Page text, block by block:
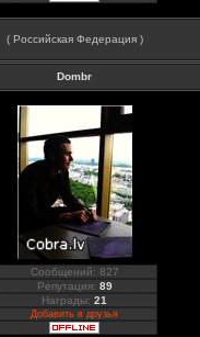
( Российская Федерация )
Dombr
Сообщений: 827
Репутация: 89
Награды:21
Добавить в друзья